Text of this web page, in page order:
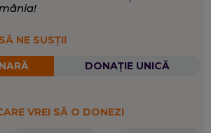
NE SUSȚII
DONAȚIE UNICĂ
VREI SĂ O DONEZI